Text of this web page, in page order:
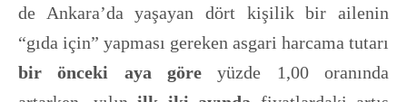
de Ankara’da yaşayan dört kişilik bir ailenin
“gıda için” yapması gereken asgari harcama tutarı
bir önceki aya göre yüzde 1,00 oranında